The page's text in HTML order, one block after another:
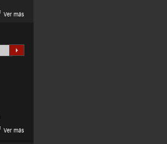
Ver más
Ver más